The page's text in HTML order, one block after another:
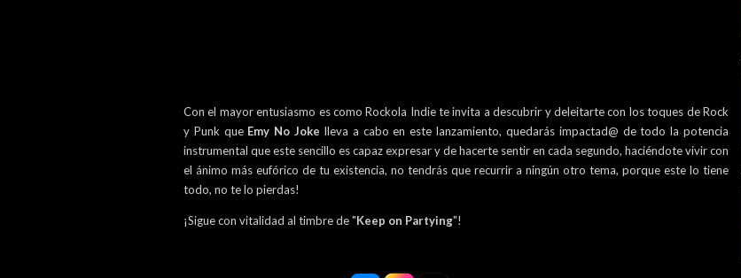
Con el mayor entusiasmo es como Rockola Indie te invita a descubrir y deleitarte con los toques de Rock
y Punk que Emy No Joke lleva a cabo en este lanzamiento, quedarás impactad@ de todo la potencia
instrumental que este sencillo es capaz expresar y de hacerte sentir en cada segundo, haciéndote vivir con
el ánimo más eufórico de tu existencia, no tendrás que recurrir a ningún otro tema, porque este lo tiene
todo, no te lo pierdas!
¡Sigue con vitalidad al timbre de "Keep on Partying"!